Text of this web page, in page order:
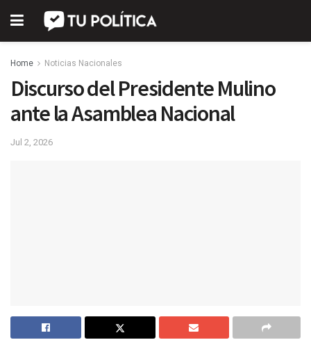
Home Noticias Nacionales
Discurso del Presidente Mulino
ante la Asamblea Nacional
Jul 2, 2026